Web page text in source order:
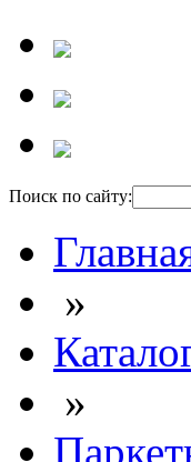
Поиск по сайту:
»
»